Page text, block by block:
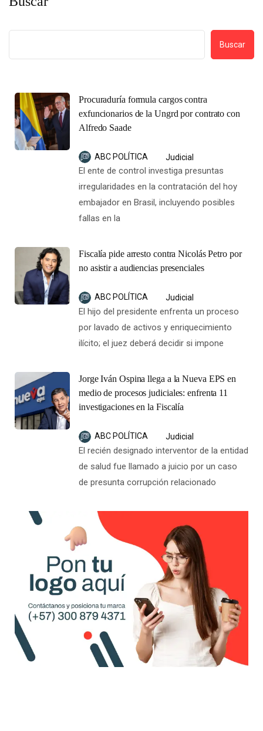
Buscar
Procuraduría formula cargos contra
exfuncionarios de la Ungrd por contrato con
Alfredo Saade
ABC POLÍTICA Judicial
El ente de control investiga presuntas
irregularidades en la contratación del hoy
embajador en Brasil, incluyendo posibles
fallas en la
Fiscalía pide arresto contra Nicolás Petro por
no asistir a audiencias presenciales
ABC POLÍTICA Judicial
El hijo del presidente enfrenta un proceso
por lavado de activos y enriquecimiento
ilícito; el juez deberá decidir si impone
Jorge Iván Ospina llega a la Nueva EPS en
medio de procesos judiciales: enfrenta 11
investigaciones en la Fiscalía
ABC POLÍTICA Judicial
El recién designado interventor de la entidad
de salud fue llamado a juicio por un caso
de presunta corrupción relacionado